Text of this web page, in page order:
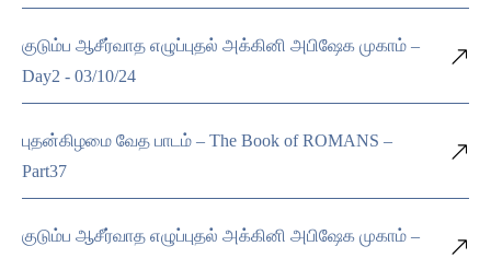
குடும்ப ஆசீர்வாத எழுப்புதல் அக்கினி அபிஷேக முகாம் –
Day2 - 03/10/24
புதன்கிழமை வேத பாடம் – The Book of ROMANS –
Part37
குடும்ப ஆசீர்வாத எழுப்புதல் அக்கினி அபிஷேக முகாம் –